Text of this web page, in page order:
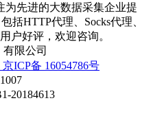
为先进的大数据采集企业提
括HTTP代理、Socks代理、
户好评，欢迎咨询。
限公司
京ICP备 16054786号
20184613